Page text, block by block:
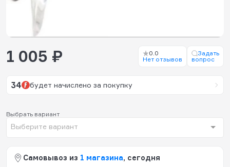
Выбрать вариант
Выберите вариант
1 005 ₽
0.0
Нет отзывов
Задать
вопрос
34 будет начислено за покупку
Самовывоз из 1 магазина, сегодня